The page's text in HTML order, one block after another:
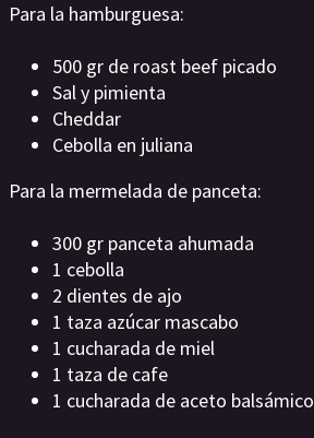
Para la hamburguesa:
500 gr de roast beef picado
Sal y pimienta
Cheddar
Cebolla en juliana
Para la mermelada de panceta:
300 gr panceta ahumada
1 cebolla
2 dientes de ajo
1 taza azúcar mascabo
1 cucharada de miel
1 taza de cafe
1 cucharada de aceto balsámico